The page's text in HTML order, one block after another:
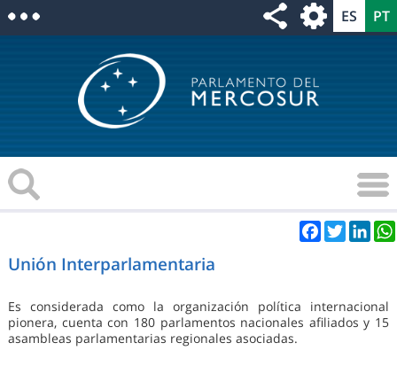
Facebook
Twitter
Unión Interparlamentaria
Es considerada como la organización política internacional
pionera, cuenta con 180 parlamentos nacionales afiliados y 15
asambleas parlamentarias regionales asociadas.